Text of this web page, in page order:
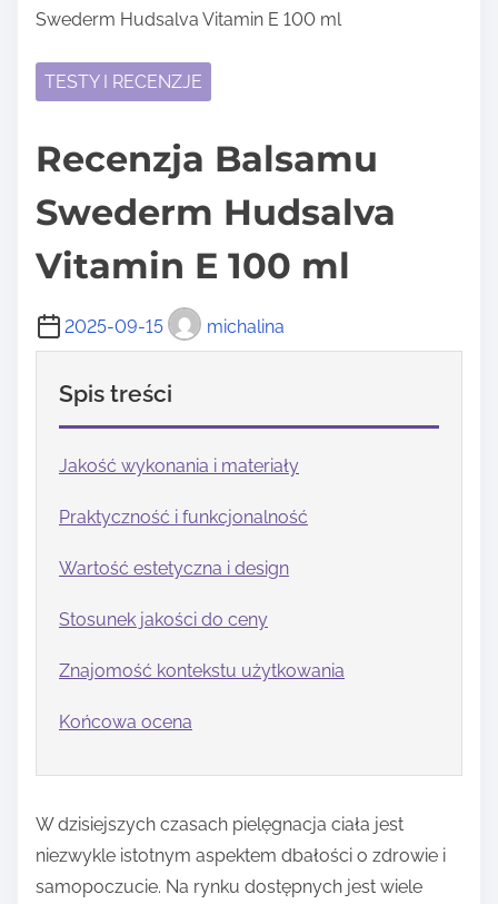
Swederm Hudsalva Vitamin E 100 ml
TESTY I RECENZJE
Recenzja Balsamu
Swederm Hudsalva
Vitamin E 100 ml
2025-09-15 michalina
Spis treści
Jakość wykonania i materiały
Praktyczność i funkcjonalność
Wartość estetyczna i design
Stosunek jakości do ceny
Znajomość kontekstu użytkowania
Końcowa ocena
W dzisiejszych czasach pielęgnacja ciała jest
niezwykle istotnym aspektem dbałości o zdrowie i
samopoczucie. Na rynku dostępnych jest wiele